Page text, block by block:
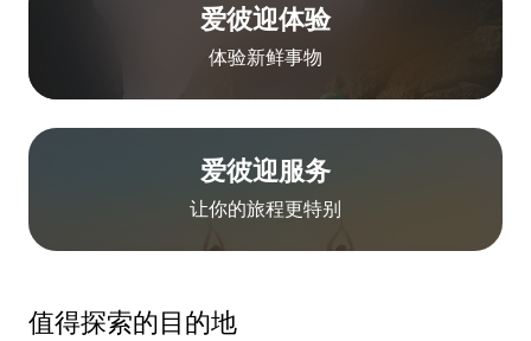
爱彼迎体验
体验新鲜事物
爱彼迎服务
让你的旅程更特别
值得探索的目的地